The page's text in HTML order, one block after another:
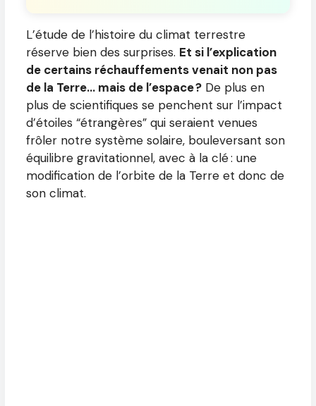
L’étude de l’histoire du climat terrestre
réserve bien des surprises. Et si l’explication
de certains réchauffements venait non pas
de la Terre… mais de l’espace ? De plus en
plus de scientifiques se penchent sur l’impact
d’étoiles “étrangères” qui seraient venues
frôler notre système solaire, bouleversant son
équilibre gravitationnel, avec à la clé : une
modification de l’orbite de la Terre et donc de
son climat.